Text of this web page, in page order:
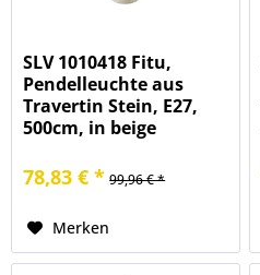
SLV 1010418 Fitu,
Pendelleuchte aus
Travertin Stein, E27,
500cm, in beige
78,83 € * 99,96 € *
Merken